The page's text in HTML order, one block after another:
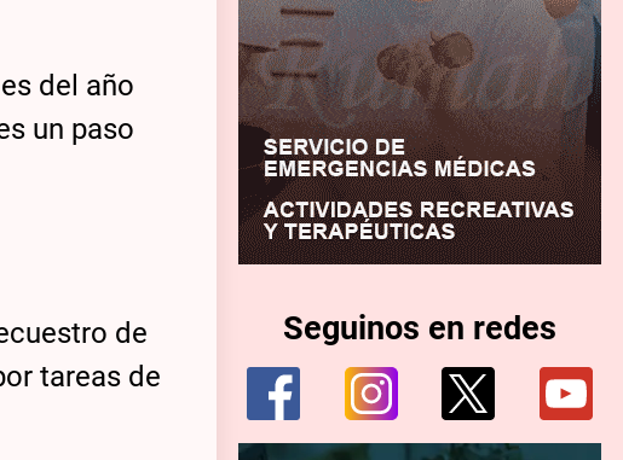
del año
un paso
de
tareas de
Seguinos en redes